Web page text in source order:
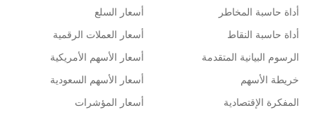
أداة حاسبة المخاطر
أداة حاسبة النقاط
الرسوم البيانية المتقدمة
خريطة الأسهم
المفكرة الإقتصادية
أسعار السلع
أسعار العملات الرقمية
أسعار الأسهم الأمريكية
أسعار الأسهم السعودية
أسعار المؤشرات